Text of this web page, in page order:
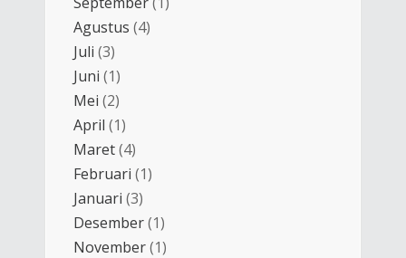
Agustus (4)
Juli (3)
Juni (1)
Mei (2)
April (1)
Maret(4)
Februari (1)
Januari (3)
Desember(1)
November(1)